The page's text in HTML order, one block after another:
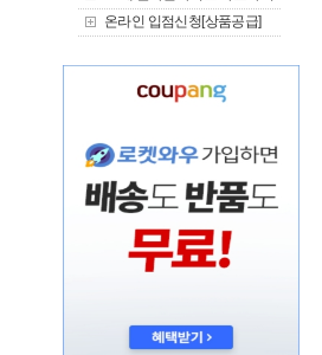
온라인 입점신청[상품공급]